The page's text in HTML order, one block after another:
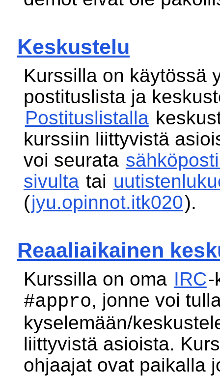
Keskustelu
Kurssilla on käytössä
postituslista ja
Postituslistalla
kurssiin liittyvistä
voi seurata
sivulta tai
(jyu.opinnot.itk020).
Reaaliaikainen
Kurssilla on oma IRC-
#appro, jonne voi
kyselemään/
liittyvistä asioista.
ohjaajat ovat paikalla